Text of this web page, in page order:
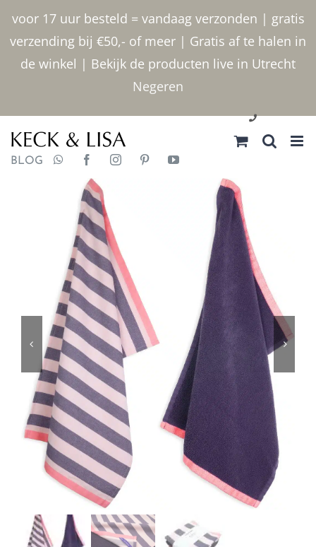
voor 17 uur besteld = vandaag verzonden | gratis
verzending bij €50,- of meer | Gratis af te halen in
de winkel | Bekijk de producten live in Utrecht
Negeren
inhoud
030 2400000
BLOG